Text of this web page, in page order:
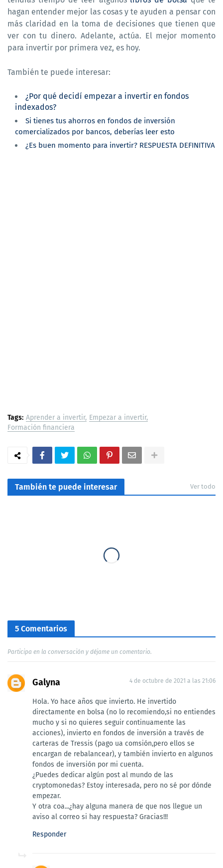
hagan entender mejor las cosas y te ayuden a pensar con
más claridad en la toma de decisiones que tienen que
ver con tu dinero. Adelante, actúa. El mejor momento
para invertir por primera vez, es hoy.
También te puede interesar:
¿Por qué decidí empezar a invertir en fondos
indexados?
Si tienes tus ahorros en fondos de inversión
comercializados por bancos, deberías leer esto
¿Es buen momento para invertir? RESPUESTA DEFINITIVA
Tags: Aprender a invertir Empezar a invertir
Formación financiera
También te puede interesar Ver todo
5 Comentarios
Participa en la conversación y déjame un comentario.
Galyna 4 de octubre de 2021 a las 21:06
Hola. Yo hace años que invierto. He invertido
directamente en bolsa (no lo recomiendo,si no entiendes
mucho y si no quieres seguir continuamente las
acciones), invierto en fondos de inversión a través de
carteras de Tressis (pago ua comsión,pero ellos se
encargan de rebalancear), y también invierto en algunos
fondos de inversión por mi cuenta.
¿Puedes dedicar algún post al mundo de las
cryptomonedas? Estoy interesada, pero no sé por dónde
empezar.
Y otra coa...¿hay alguna manera de que nos llegue un
aviso al correo si hay respuesta? Gracias!!!
Responder